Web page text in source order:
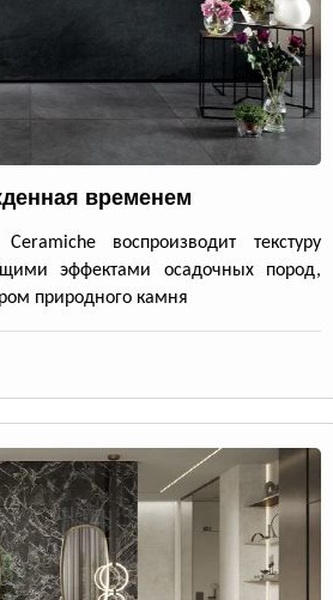
временем
воспроизводит текстуру
эффектами осадочных пород,
природного камня